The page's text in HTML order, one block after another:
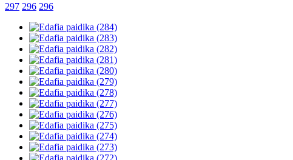
297 296 296